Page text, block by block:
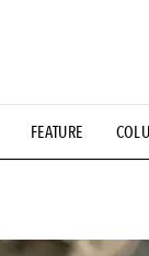
FEATURE
#ESSENTIAL
#Commune H